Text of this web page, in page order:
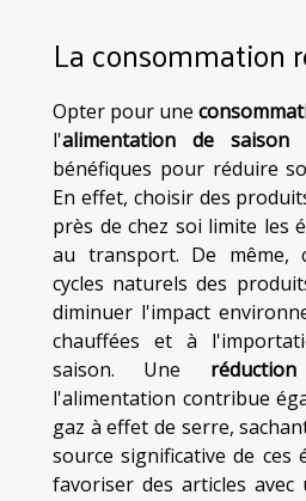
La consommation
Opter pour une
l'alimentation de saison
bénéfiques pour réduire
En effet, choisir des
près de chez soi limite les
au transport. De même,
cycles naturels des
diminuer l'impact
chauffées et à
saison. Une
l'alimentation contribue
gaz à effet de serre,
source significative de ces
favoriser des articles avec